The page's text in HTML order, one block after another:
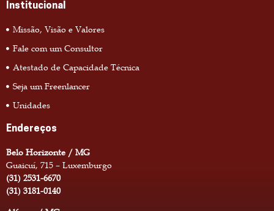
Institucional
Missão, Visão e Valores
Fale com um Consultor
Atestado de Capacidade Técnica
Seja um Freenlancer
Unidades
Endereços
Belo Horizonte / MG
Guaicuí, 715 – Luxemburgo
(31) 2531-6670
(31) 3181-0140